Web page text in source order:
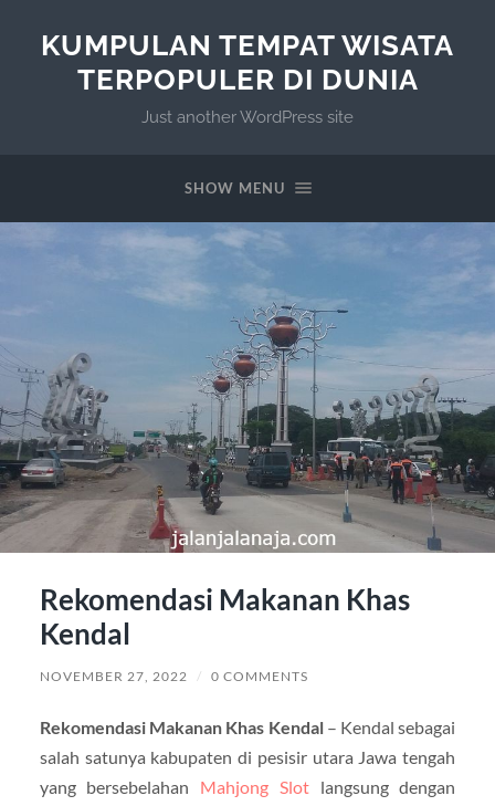
KUMPULAN TEMPAT WISATA
TERPOPULER DI DUNIA
Just another WordPress site
SHOW MENU
Rekomendasi Makanan Khas
Kendal
NOVEMBER 27, 2022 / 0 COMMENTS
Rekomendasi Makanan Khas Kendal– Kendal sebagai
salah satunya kabupaten di pesisir utara Jawa tengah
yang bersebelahan Mahjong Slotlangsung dengan